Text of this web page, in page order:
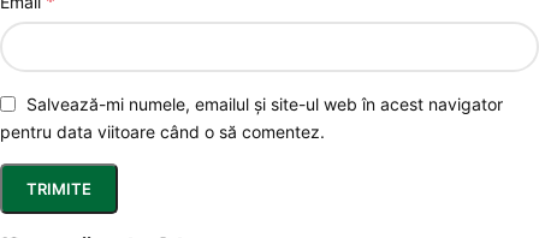
Salvează-mi numele, emailul și site-ul web în acest navigator
pentru data viitoare când o să comentez.